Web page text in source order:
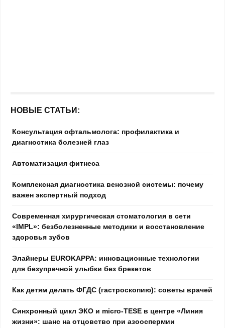
НОВЫЕ СТАТЬИ:
Консультация офтальмолога: профилактика и
диагностика болезней глаз
Автоматизация фитнеса
Комплексная диагностика венозной системы: почему
важен экспертный подход
Современная хирургическая стоматология в сети
«IMPL»: безболезненные методики и восстановление
здоровья зубов
Элайнеры EUROKAPPA: инновационные технологии
для безупречной улыбки без брекетов
Как детям делать ФГДС (гастроскопию): советы врачей
Синхронный цикл ЭКО и micro-TESE в центре «Линия
жизни»: шанс на отцовство при азооспермии